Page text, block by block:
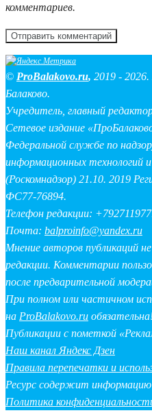
комментариев.
© ProBalakovo.ru, 2019 -
Балаково.
Учредитель, главный
Сетевое издание
Федеральной службе по
информационных технологий
(Роскомнадзор) 21.10. 2019
ФС77-76894.
Телефон редакции:
Почта: balproinfo@yandex.ru
Мнение авторов публикаций
редакции. Комментарии
после предварительной
При полном или частичном
на ProBalakovo.ru
Публикации с пометкой
Наш канал Яндекс Дзен
Правила перепечатки и
Ресурс содержит
Политика